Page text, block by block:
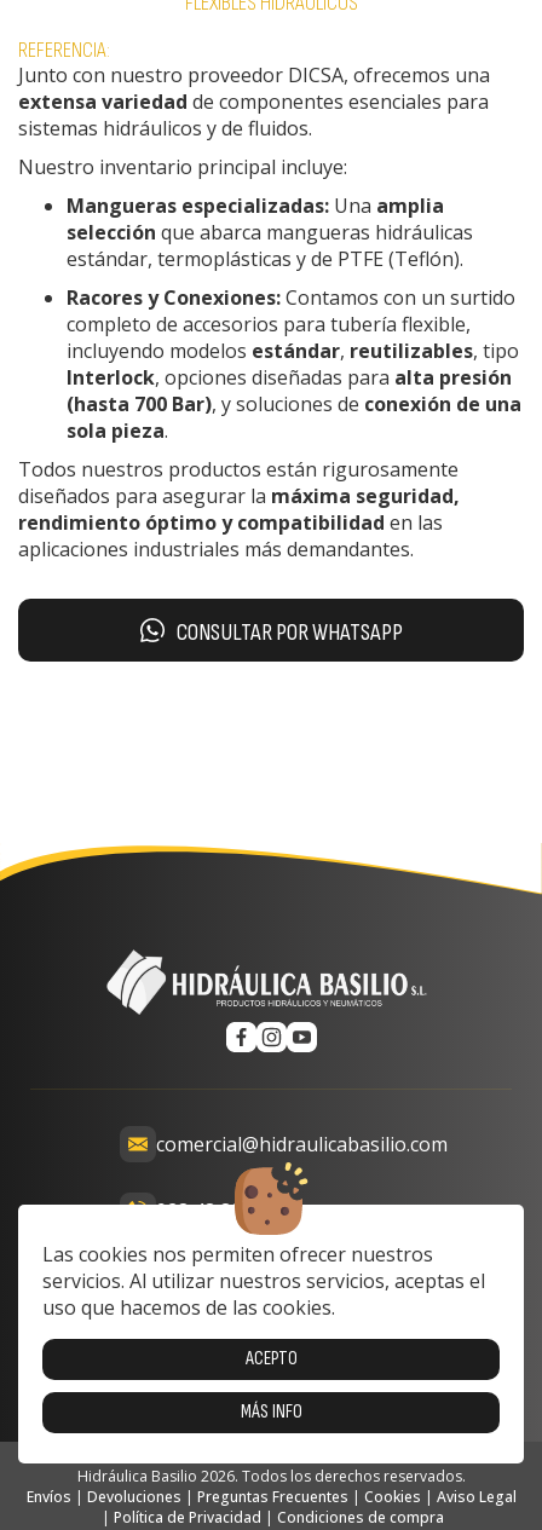
Las cookies nos permiten ofrecer nuestros
servicios. Al utilizar nuestros servicios, aceptas el
uso que hacemos de las cookies.
ACEPTO
MÁS INFO
REFERENCIA:
Junto con nuestro proveedor DICSA, ofrecemos una
extensa variedad de componentes esenciales para
sistemas hidráulicos y de fluidos.
Nuestro inventario principal incluye:
Mangueras especializadas: Una amplia
selección que abarca mangueras hidráulicas
estándar, termoplásticas y de PTFE (Teflón).
Racores y Conexiones:Contamos con un surtido
completo de accesorios para tubería flexible,
incluyendo modelos estándar, reutilizables, tipo
Interlock, opciones diseñadas para alta presión
(hasta 700 Bar), y soluciones de conexión de una
sola pieza.
Todos nuestros productos están rigurosamente
diseñados para asegurar la máxima seguridad,
rendimiento óptimo y compatibilidad en las
aplicaciones industriales más demandantes.
CONSULTAR POR WHATSAPP
comercial@hidraulicabasilio.com
928 48 89 99
Calle Prof. Lozano, 13-15,
35008 Las Palmas de Gran
Canaria, Las Palmas, Spain
Lunes a Viernes: 8:00 a 17:00
Sabado y domingo: cerrado
Hidráulica Basilio 2026. Todos los derechos reservados.
Envíos | Devoluciones | Preguntas Frecuentes | Cookies | Aviso Legal
| Política de Privacidad | Condiciones de compra